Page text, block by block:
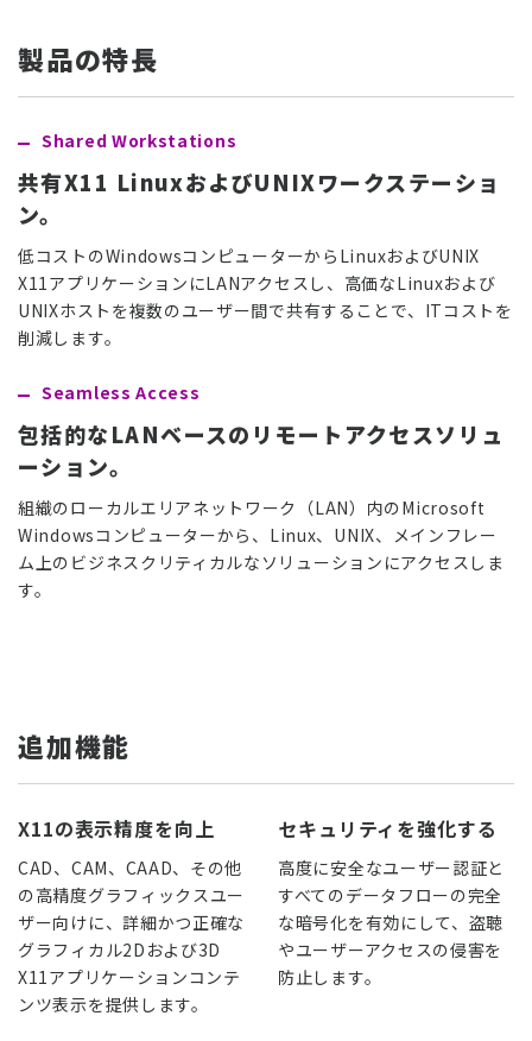
製品の特長
Shared Workstations
共有X11 LinuxおよびUNIXワークステーショ
ン。
低コストのWindowsコンピューターからLinuxおよびUNIX
X11アプリケーションにLANアクセスし、高価なLinuxおよび
UNIXホストを複数のユーザー間で共有することで、ITコストを
削減します。
Seamless Access
包括的なLANベースのリモートアクセスソリュ
ーション。
組織のローカルエリアネットワーク（LAN）内のMicrosoft
Windowsコンピューターから、Linux、UNIX、メインフレー
ム上のビジネスクリティカルなソリューションにアクセスしま
す。
追加機能
X11の表示精度を向上
CAD、CAM、CAAD、その他
の高精度グラフィックスユー
ザー向けに、詳細かつ正確な
グラフィカル2Dおよび3D
X11アプリケーションコンテ
ンツ表示を提供します。
セキュリティを強化する
高度に安全なユーザー認証と
すべてのデータフローの完全
な暗号化を有効にして、盗聴
やユーザーアクセスの侵害を
防止します。